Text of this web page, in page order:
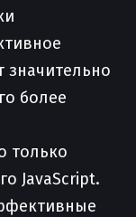
значительно
более
только
JavaScript.